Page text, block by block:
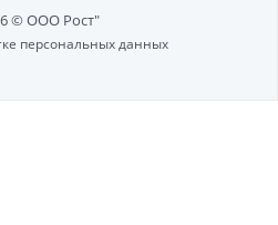
© ООО Рост"
персональных данных